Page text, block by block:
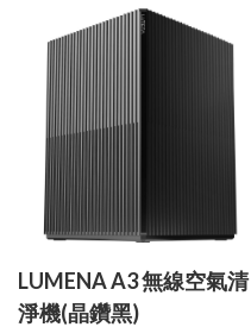
LUMENA A3 無線空氣清
淨機(晶鑽黑)